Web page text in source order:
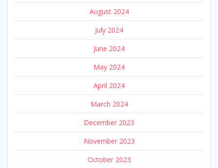
August 2024
July 2024
June 2024
May 2024
April 2024
March 2024
December 2023
November 2023
October 2023